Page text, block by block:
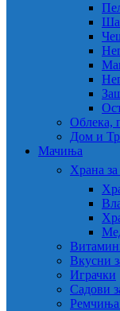
Облека,
Дом и
Мачиња
Храна
Вкусни
Играчки
Садови